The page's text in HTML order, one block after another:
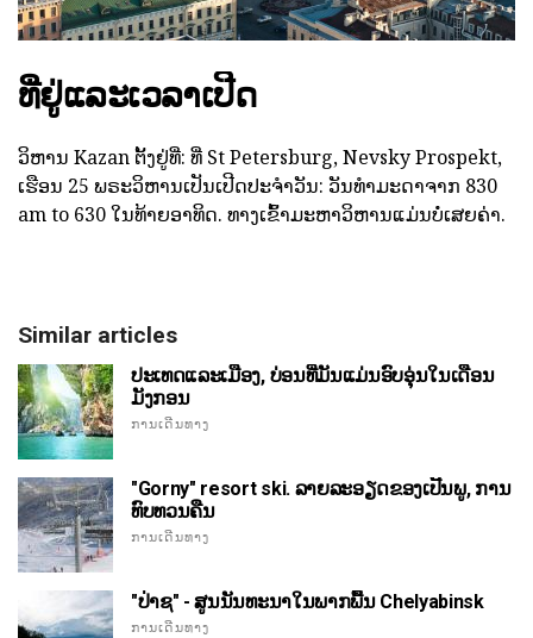
ທີ່ຢູ່ແລະເວລາເປີດ
ວິຫານ Kazan ຕັ້ງຢູ່ທີ່: ທີ່ St Petersburg, Nevsky Prospekt,
ເຮືອນ 25 ພຣະວິຫານເປັນເປີດປະຈໍາວັນ: ວັນທໍາມະດາຈາກ 830
am to 630 ໃນທ້າຍອາທິດ. ທາງເຂົ້າມະຫາວິຫານແມ່ນບໍ່ເສຍຄ່າ.
Similar articles
ປະເທດແລະເມືອງ, ບ່ອນທີ່ມັນແມ່ນອົບອຸ່ນໃນເດືອນ
ມັງກອນ
ການເດີນທາງ
"Gorny" resort ski. ລາຍລະອຽດຂອງເປີ້ນພູ, ການ
ທົບທວນຄືນ
ການເດີນທາງ
"ປ່າຊ" - ສູນນັນທະນາໃນພາກພື້ນ Chelyabinsk
ການເດີນທາງ